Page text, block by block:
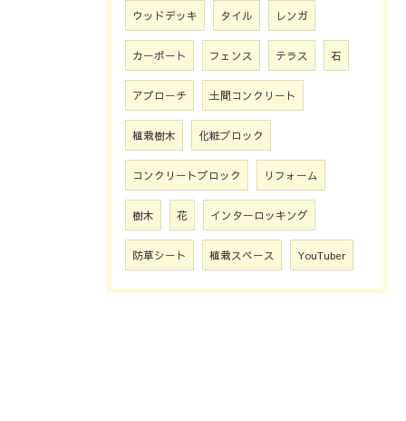
ウッドデッキ タイル レンガ
カーポート フェンス テラス 石
アプローチ 土間コンクリート
植栽樹木 化粧ブロック
コンクリートブロック リフォーム
樹木 花 インターロッキング
防草シート 植栽スペース YouTuber